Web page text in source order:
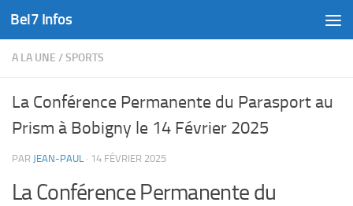
Skip to content
Bel7 Infos
A LA UNE /SPORTS
La Conférence Permanente du Parasport au
Prism à Bobigny le 14 Février 2025
PAR JEAN-PAUL · 14 FÉVRIER 2025
La Conférence Permanente du